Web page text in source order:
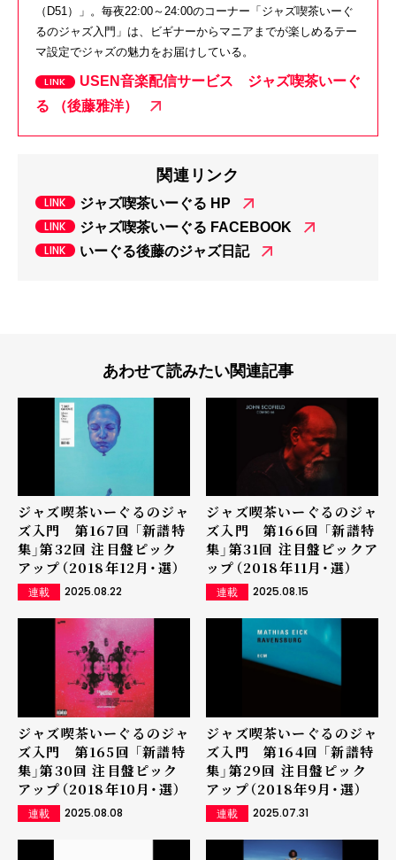
（D51）」。毎夜22:00～24:00のコーナー「ジャズ喫茶いーぐ
るのジャズ入門」は、ビギナーからマニアまでが楽しめるテー
マ設定でジャズの魅力をお届けしている。
USEN音楽配信サービス ジャズ喫茶いーぐ
る （後藤雅洋）
関連リンク
ジャズ喫茶いーぐる HP
ジャズ喫茶いーぐる FACEBOOK
いーぐる後藤のジャズ日記
あわせて読みたい関連記事
ジャズ喫茶いーぐるのジャ
ズ入門 第167回 「新譜特
集」第32回 注目盤ピック
アップ（2018年12月・選）
連載 2025.08.22
ジャズ喫茶いーぐるのジャ
ズ入門 第166回 「新譜特
集」第31回 注目盤ピックア
ップ（2018年11月・選）
連載 2025.08.15
ジャズ喫茶いーぐるのジャ
ズ入門 第165回 「新譜特
集」第30回 注目盤ピック
アップ（2018年10月・選）
連載 2025.08.08
ジャズ喫茶いーぐるのジャ
ズ入門 第164回 「新譜特
集」第29回 注目盤ピック
アップ（2018年9月・選）
連載 2025.07.31